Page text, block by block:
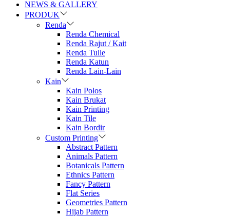
NEWS & GALLERY
PRODUK
Renda
Renda Chemical
Renda Rajut / Kait
Renda Tulle
Renda Katun
Renda Lain-Lain
Kain
Kain Polos
Kain Brukat
Kain Printing
Kain Tile
Kain Bordir
Custom Printing
Abstract Pattern
Animals Pattern
Botanicals Pattern
Ethnics Pattern
Fancy Pattern
Flat Series
Geometries Pattern
Hijab Pattern